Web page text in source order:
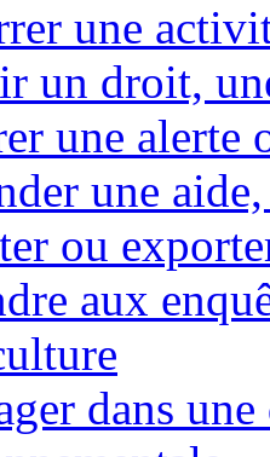
une
un droit,
une alerte
une
ou
aux
dans